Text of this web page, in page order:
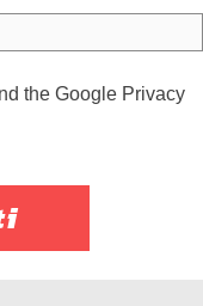
the Google Privacy